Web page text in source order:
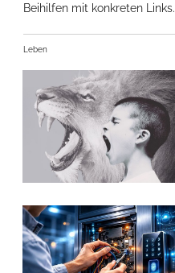
Beihilfen mit konkreten Links.
Leben